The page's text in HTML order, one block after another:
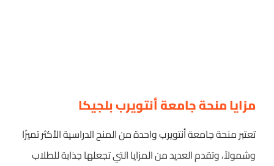
مزايا منحة جامعة أنتويرب بلجيكا
تعتبر منحة جامعة أنتويرب واحدة من المنح الدراسية الأكثر تميزًا
وشمولاً، وتقدم العديد من المزايا التي تجعلها جذابة للطلاب